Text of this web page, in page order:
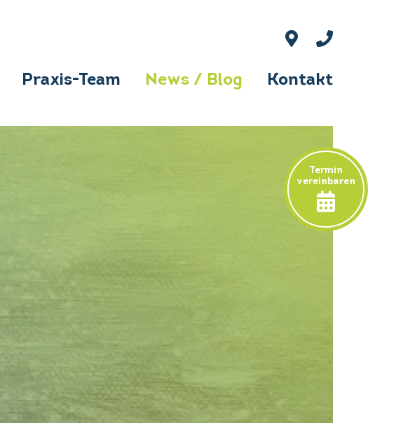
Praxis-Team News / Blog Kontakt
Termin
vereinbaren